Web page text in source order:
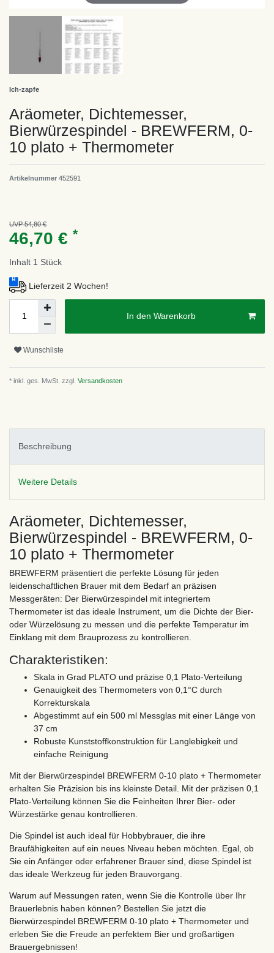
Ich-zapfe
Aräometer, Dichtemesser,
Bierwürzespindel - BREWFERM, 0-
10 plato + Thermometer
Artikelnummer 452591
UVP 54,80 €
46,70 € *
Inhalt 1 Stück
Lieferzeit 2 Wochen!
In den Warenkorb
Wunschliste
* inkl. ges. MwSt. zzgl. Versandkosten
Beschreibung
Weitere Details
Aräometer, Dichtemesser,
Bierwürzespindel - BREWFERM, 0-
10 plato + Thermometer
BREWFERM präsentiert die perfekte Lösung für jeden
leidenschaftlichen Brauer mit dem Bedarf an präzisen
Messgeräten: Der Bierwürzespindel mit integriertem
Thermometer ist das ideale Instrument, um die Dichte der Bier-
oder Würzelösung zu messen und die perfekte Temperatur im
Einklang mit dem Brauprozess zu kontrollieren.
Charakteristiken:
Skala in Grad PLATO und präzise 0,1 Plato-Verteilung
Genauigkeit des Thermometers von 0,1°C durch
Korrekturskala
Abgestimmt auf ein 500 ml Messglas mit einer Länge von
37 cm
Robuste Kunststoffkonstruktion für Langlebigkeit und
einfache Reinigung
Mit der Bierwürzespindel BREWFERM 0-10 plato + Thermometer
erhalten Sie Präzision bis ins kleinste Detail. Mit der präzisen 0,1
Plato-Verteilung können Sie die Feinheiten Ihrer Bier- oder
Würzestärke genau kontrollieren.
Die Spindel ist auch ideal für Hobbybrauer, die ihre
Braufähigkeiten auf ein neues Niveau heben möchten. Egal, ob
Sie ein Anfänger oder erfahrener Brauer sind, diese Spindel ist
das ideale Werkzeug für jeden Brauvorgang.
Warum auf Messungen raten, wenn Sie die Kontrolle über Ihr
Brauerlebnis haben können? Bestellen Sie jetzt die
Bierwürzespindel BREWFERM 0-10 plato + Thermometer und
erleben Sie die Freude an perfektem Bier und großartigen
Brauergebnissen!